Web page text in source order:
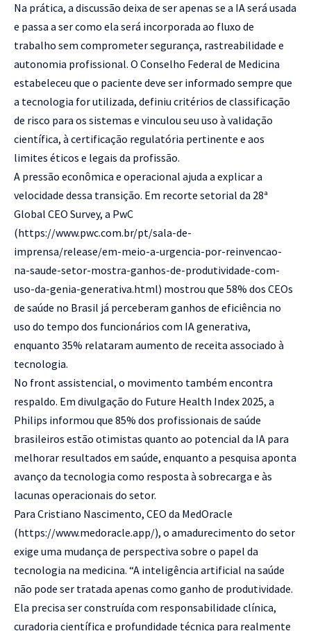
Na prática, a discussão deixa de ser apenas se a IA será usada
e passa a ser como ela será incorporada ao fluxo de
trabalho sem comprometer segurança, rastreabilidade e
autonomia profissional. O Conselho Federal de Medicina
estabeleceu que o paciente deve ser informado sempre que
a tecnologia for utilizada, definiu critérios de classificação
de risco para os sistemas e vinculou seu uso à validação
científica, à certificação regulatória pertinente e aos
limites éticos e legais da profissão.
A pressão econômica e operacional ajuda a explicar a
velocidade dessa transição. Em recorte setorial da 28ª
Global CEO Survey, a PwC
(https://www.pwc.com.br/pt/sala-de-
imprensa/release/em-meio-a-urgencia-por-reinvencao-
na-saude-setor-mostra-ganhos-de-produtividade-com-
uso-da-genia-generativa.html) mostrou que 58% dos CEOs
de saúde no Brasil já perceberam ganhos de eficiência no
uso do tempo dos funcionários com IA generativa,
enquanto 35% relataram aumento de receita associado à
tecnologia.
No front assistencial, o movimento também encontra
respaldo. Em divulgação do Future Health Index 2025, a
Philips informou que 85% dos profissionais de saúde
brasileiros estão otimistas quanto ao potencial da IA para
melhorar resultados em saúde, enquanto a pesquisa aponta
avanço da tecnologia como resposta à sobrecarga e às
lacunas operacionais do setor.
Para Cristiano Nascimento, CEO da MedOracle
(https://www.medoracle.app/), o amadurecimento do setor
exige uma mudança de perspectiva sobre o papel da
tecnologia na medicina. “A inteligência artificial na saúde
não pode ser tratada apenas como ganho de produtividade.
Ela precisa ser construída com responsabilidade clínica,
curadoria científica e profundidade técnica para realmente